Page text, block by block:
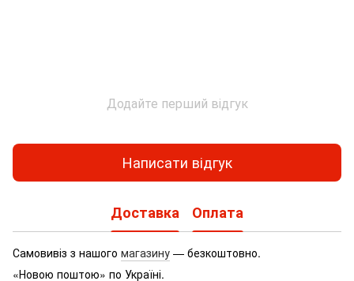
Додайте перший відгук
Написати відгук
Доставка Оплата
Самовивіз з нашого магазину — безкоштовно.
«Новою поштою» по Україні.